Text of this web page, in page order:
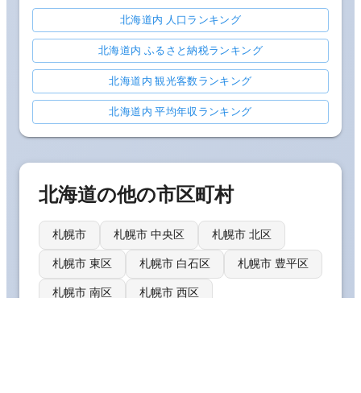
北海道内 人口ランキング
北海道内 ふるさと納税ランキング
北海道内 観光客数ランキング
北海道内 平均年収ランキング
北海道の他の市区町村
札幌市 札幌市 中央区 札幌市 北区
札幌市 東区 札幌市 白石区 札幌市 豊平区
札幌市 南区 札幌市 西区